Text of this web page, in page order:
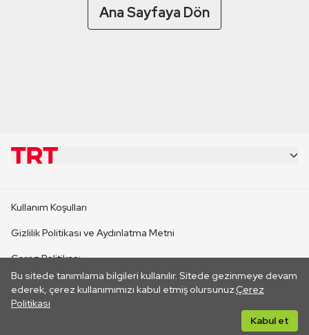
Ana Sayfaya Dön
Bu sitede tanımlama bilgileri kullanılır. Sitede gezinmeye devam
ederek, çerez kullanımımızı kabul etmiş olursunuz.Çerez
Politikası
Kabul et
CANLI YAYINLAR
Kullanım Koşulları
Gizlilik Politikası ve Aydınlatma Metni
Çerez Politikası
İletişim
Her hakkı saklıdır. ©2026 TRT. Bağlantı yoluyla gidilen dış